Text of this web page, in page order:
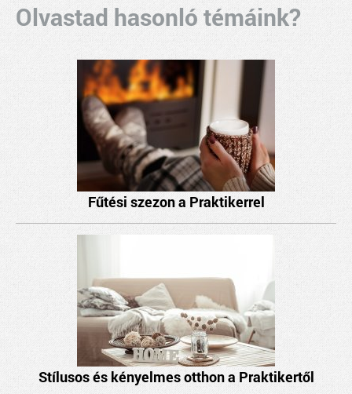
Olvastad hasonló témáink?
Fűtési szezon a Praktikerrel
Stílusos és kényelmes otthon a Praktikertől